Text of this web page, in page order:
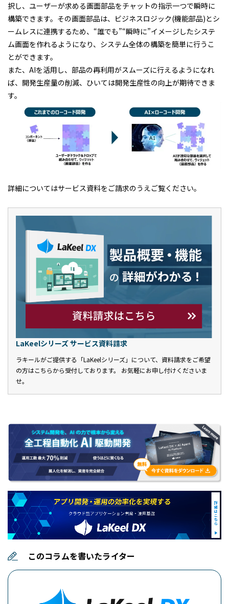
択し、ユーザーが求める画面部品をチャットの指示一つで瞬時に
構築できます。その画面部品は、ビジネスロジック(機能部品)とシ
ームレスに連携するため、“誰でも”“瞬時に”イメージしたシステ
ム画面を作れるようになり、システム全体の構築を簡単に行うこ
とができます。
また、AIを活用し、部品の再利用がスムーズに行えるようになれ
ば、開発生産量の削減、ひいては開発生産性の向上が期待できま
す。
詳細についてはサービス資料をご請求のうえご覧ください。
LaKeelシリーズ サービス資料請求
ラキールがご提供する「LaKeelシリーズ」について、資料請求をご希望
の方はこちらから受付しております。 お気軽にお申し付けくださいま
せ。
このコラムを書いたライター